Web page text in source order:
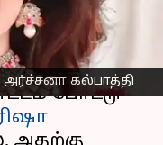
அர்ச்சனா கல்பாத்தி
07:31 pm
போட்டு